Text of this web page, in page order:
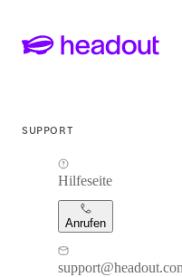
SUPPORT
Hilfeseite
Anrufen